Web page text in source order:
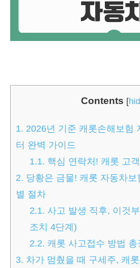
Contents [
1. 2026년 기준 캐롯손해보험
터 완벽 가이드
1.1. 핵심 연락처! 캐롯 고
2. 당황은 금물! 캐롯 자동차보
별 절차
2.1. 사고 발생 직후, 이것
조치 4단계)
2.2. 캐롯 사고접수 방법
3. 차가 멈췄을 때 구세주, 캐